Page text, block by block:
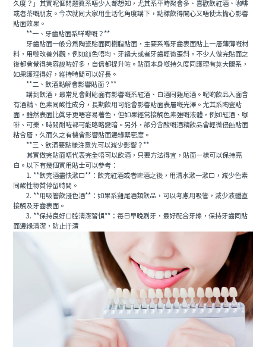
久度？」其實呢個問題真系唔少人都想知，尤其系平時聚會多、喜歡飲紅酒、咖啡
或者茶嘅朋友。今次就同大家用生活化角度講下，點樣飲得開心又唔使太擔心影響
貼面效果。
**一、牙齒貼面系咩嚟嘅？**
牙齒貼面一般分爲陶瓷貼面同樹脂貼面，主要系喺牙齒表面貼上一層薄薄嘅材
料，用嚟改善外觀，例如顔色唔均、牙縫大或者牙齒輕微歪斜。不少人做完貼面之
後都會覺得笑容靓咗好多，自信都提升咗。貼面本身嘅持久度同護理有莫大關系，
如果護理得好，維持時間可以好長。
**二、飲酒點解會影響貼面？**
講到飲酒，最常見會對貼面有影響嘅系紅酒、白酒同雞尾酒。呢啲飲品入面含
有酒精、色素同酸性成分，長期飲用可能會影響貼面表層嘅光澤。尤其系陶瓷貼
面，雖然表面比真牙更唔容易著色，但如果經常接觸色素強嘅液體，例如紅酒、咖
啡、可樂，時間耐咗都可能略略變暗。另外，部分含酸嘅酒精飲品會輕微侵蝕貼面
粘合層，久而久之有機會影響貼面邊緣緊密度。
**三、飲酒要點樣注意先可以減少影響？**
其實做完貼面唔代表完全唔可以飲酒，只要方法得宜，貼面一樣可以保持亮
白。以下有幾個實用貼士可以參考：
1. **飲完酒盡快漱口**：飲完紅酒或者啤酒之後，用清水漱一漱口，減少色素
同酸性物質停留時間。
2. **用吸管飲淺色酒**：如果系雞尾酒類飲品，可以考慮用吸管，減少液體直
接觸及牙齒表面。
3. **保持良好口腔清潔習慣**：每日早晚刷牙，最好配合牙線，保持牙齒同貼
面邊緣清潔，防止汙漬